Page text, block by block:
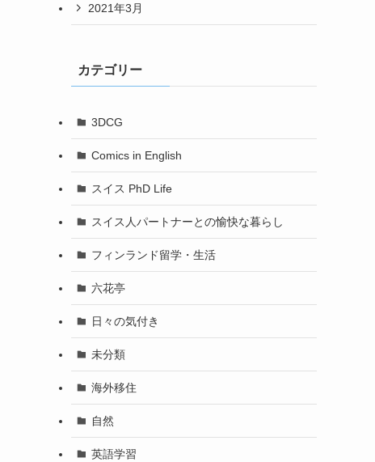
2021年3月
カテゴリー
3DCG
Comics in English
スイス PhD Life
スイス人パートナーとの愉快な暮らし
フィンランド留学・生活
六花亭
日々の気付き
未分類
海外移住
自然
英語学習